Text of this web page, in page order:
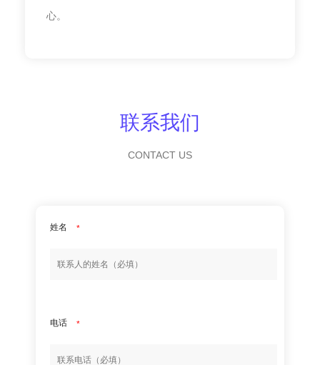
心。
联系我们
CONTACT US
姓名 *
电话 *